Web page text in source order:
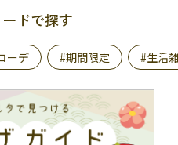
ドで探す
ーデ #期間限定 #生活